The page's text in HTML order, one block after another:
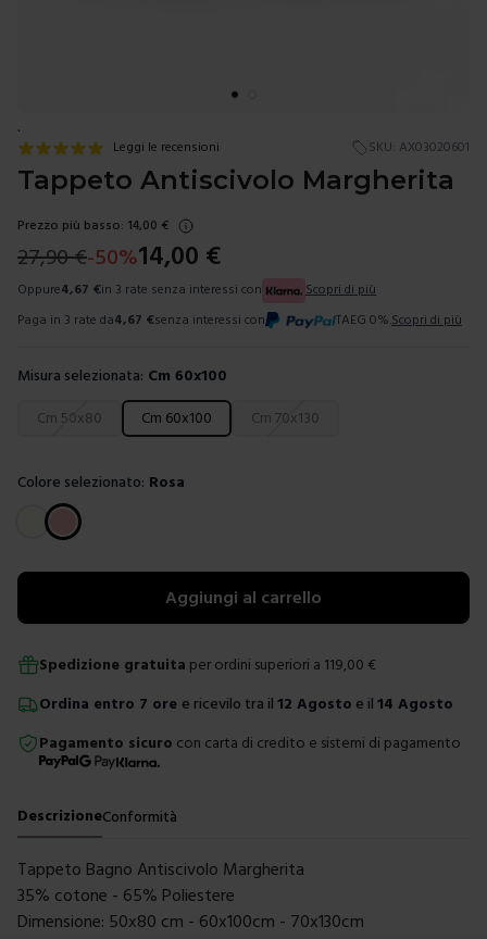
.
Leggi le recensioni SKU: AX03020601
Tappeto Antiscivolo Margherita
Prezzo più basso: 14,00 €
27,90€-50%14,00 €
Oppure4,67 €in 3 rate senza interessi con
Scopri di più
Paga in 3 rate da4,67 €senza interessi con TAEG 0%. Scopri di più
Misura selezionata: Cm 60x100
Scegli una misura
Cm 50x80 Cm 60x100 Cm 70x130
Colore selezionato: Rosa
Scegli un colore
Aggiungi al carrello
Spedizione gratuita per ordini superiori a 119,00 €
Ordina entro 7 ore e ricevilo tra il 12 Agosto e il 14 Agosto
Pagamento sicuro con carta di credito e sistemi di pagamento
DescrizioneConformità
Tappeto Bagno Antiscivolo Margherita
35% cotone - 65% Poliestere
Dimensione: 50x80 cm - 60x100cm - 70x130cm